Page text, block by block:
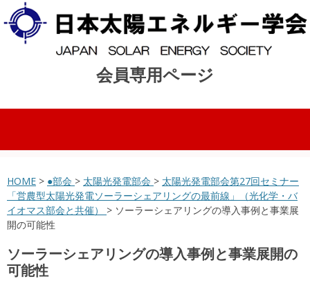
会員専用ページ
コンテンツへスキップ
HOME > ●部会 > 太陽光発電部会 > 太陽光発電部会第27回セミナー
「営農型太陽光発電ソーラーシェアリングの最前線」（光化学・バ
イオマス部会と共催） > ソーラーシェアリングの導入事例と事業展
開の可能性
ソーラーシェアリングの導入事例と事業展開の
可能性